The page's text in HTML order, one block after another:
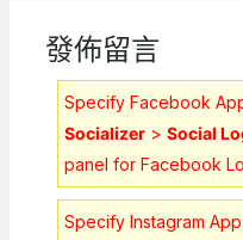
發佈留言
Specify Facebook
Socializer> Social
panel for Facebook
Specify Instagram